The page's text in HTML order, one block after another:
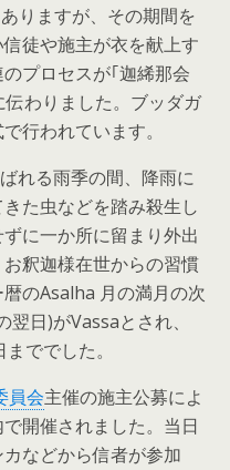
りますが、その期間を
徒や施主が衣を献上す
プロセスが｢迦絺那会
わりました。ブッダガ
行われています。
れる雨季の間、降雨に
た虫などを踏み殺生し
に一か所に留まり外出
釈迦様在世からの習慣
のAsalha 月の満月の次
日)がVassaとされ、
ででした。
員会主催の施主公募によ
開催されました。当日
などから信者が参加